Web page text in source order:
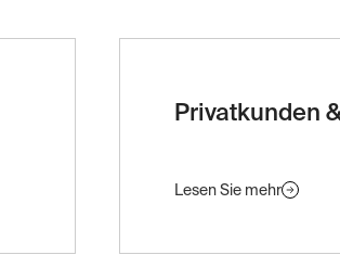
Privatkunden
Lesen Sie mehr